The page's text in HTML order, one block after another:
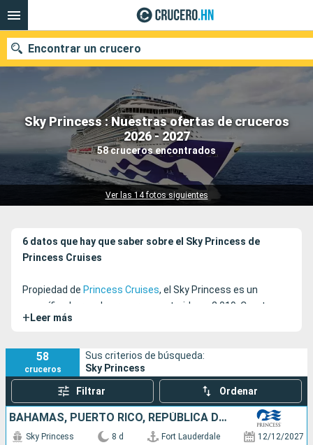
Sky Princess : Nuestras ofertas de cruceros
2026 - 2027
58 cruceros encontrados
Ver las 14 fotos siguientes
Encontrar un crucero
Nuestros destinos
Fecha de salida
Compañías
6 datos que hay que saber sobre el Sky Princess de
Princess Cruises
Propiedad de Princess Cruises, el Sky Princess es un
magnífico barco de crucero construido en 2.019. Cuarto
barco de la clase Royal, tras el
hermanos para, durante todo el año y realizando
fantásticas escalas, recorrer el Paso Interior de Alaska.
+ Leer más
58
cruceros
Sus criterios de búsqueda:
Sky Princess
Filtrar Ordenar
BAHAMAS, PUERTO RICO, REPÚBLICA DOMINICANA, ESTADOS UNIDOS
Sky Princess 8 d Fort Lauderdale 12/12/2027